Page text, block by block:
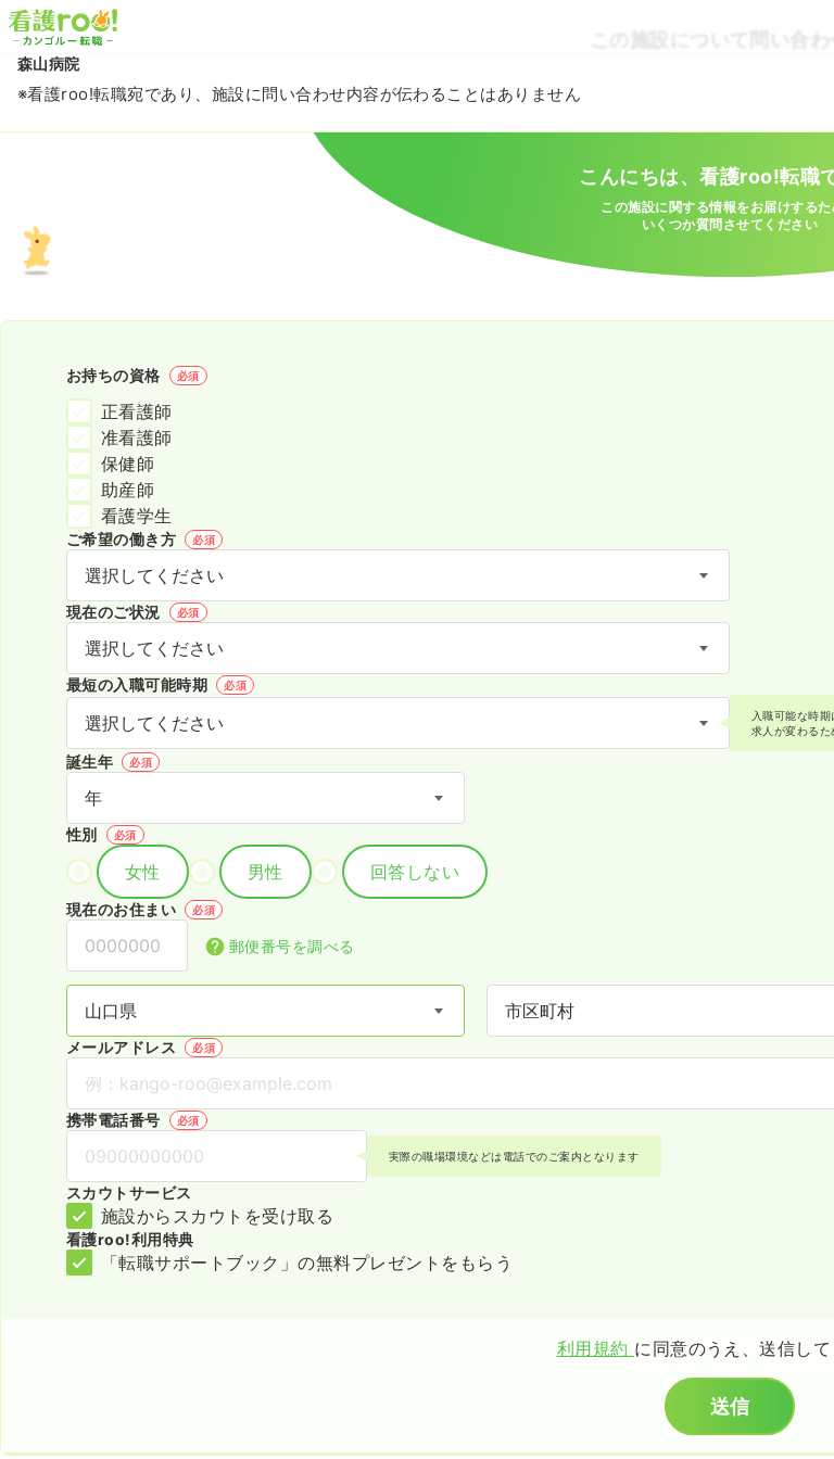
この施設について問い合わ
森山病院
※看護roo!転職宛であり、施設に問い合わせ内容が伝わることはありません
こんにちは、看護roo!転職
この施設に関する情報をお届けするた
いくつか質問させてください
お持ちの資格 必須
正看護師
准看護師
保健師
助産師
看護学生
ご希望の働き方 必須
現在のご状況 必須
最短の入職可能時期 必須
入職可能な時
求人が変わる
誕生年 必須
性別 必須
女性 男性 回答しない
現在のお住まい 必須
郵便番号を調べる
メールアドレス 必須
携帯電話番号 必須
実際の職場環境などは電話でのご案内となります
スカウトサービス
施設からスカウトを受け取る
看護roo!利用特典
「転職サポートブック」の無料プレゼントをもらう
利用規約 に同意のうえ、送信し
送信